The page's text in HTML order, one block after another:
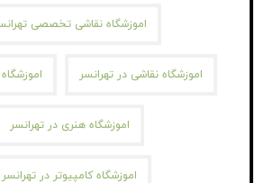
اموزشگاه نقاشی تخصصی
اموزشگاه نقاشی در تهرانسر
اموزشگاه هنری در تهرانسر
اموزشگاه کامپیوتر در تهرانسر